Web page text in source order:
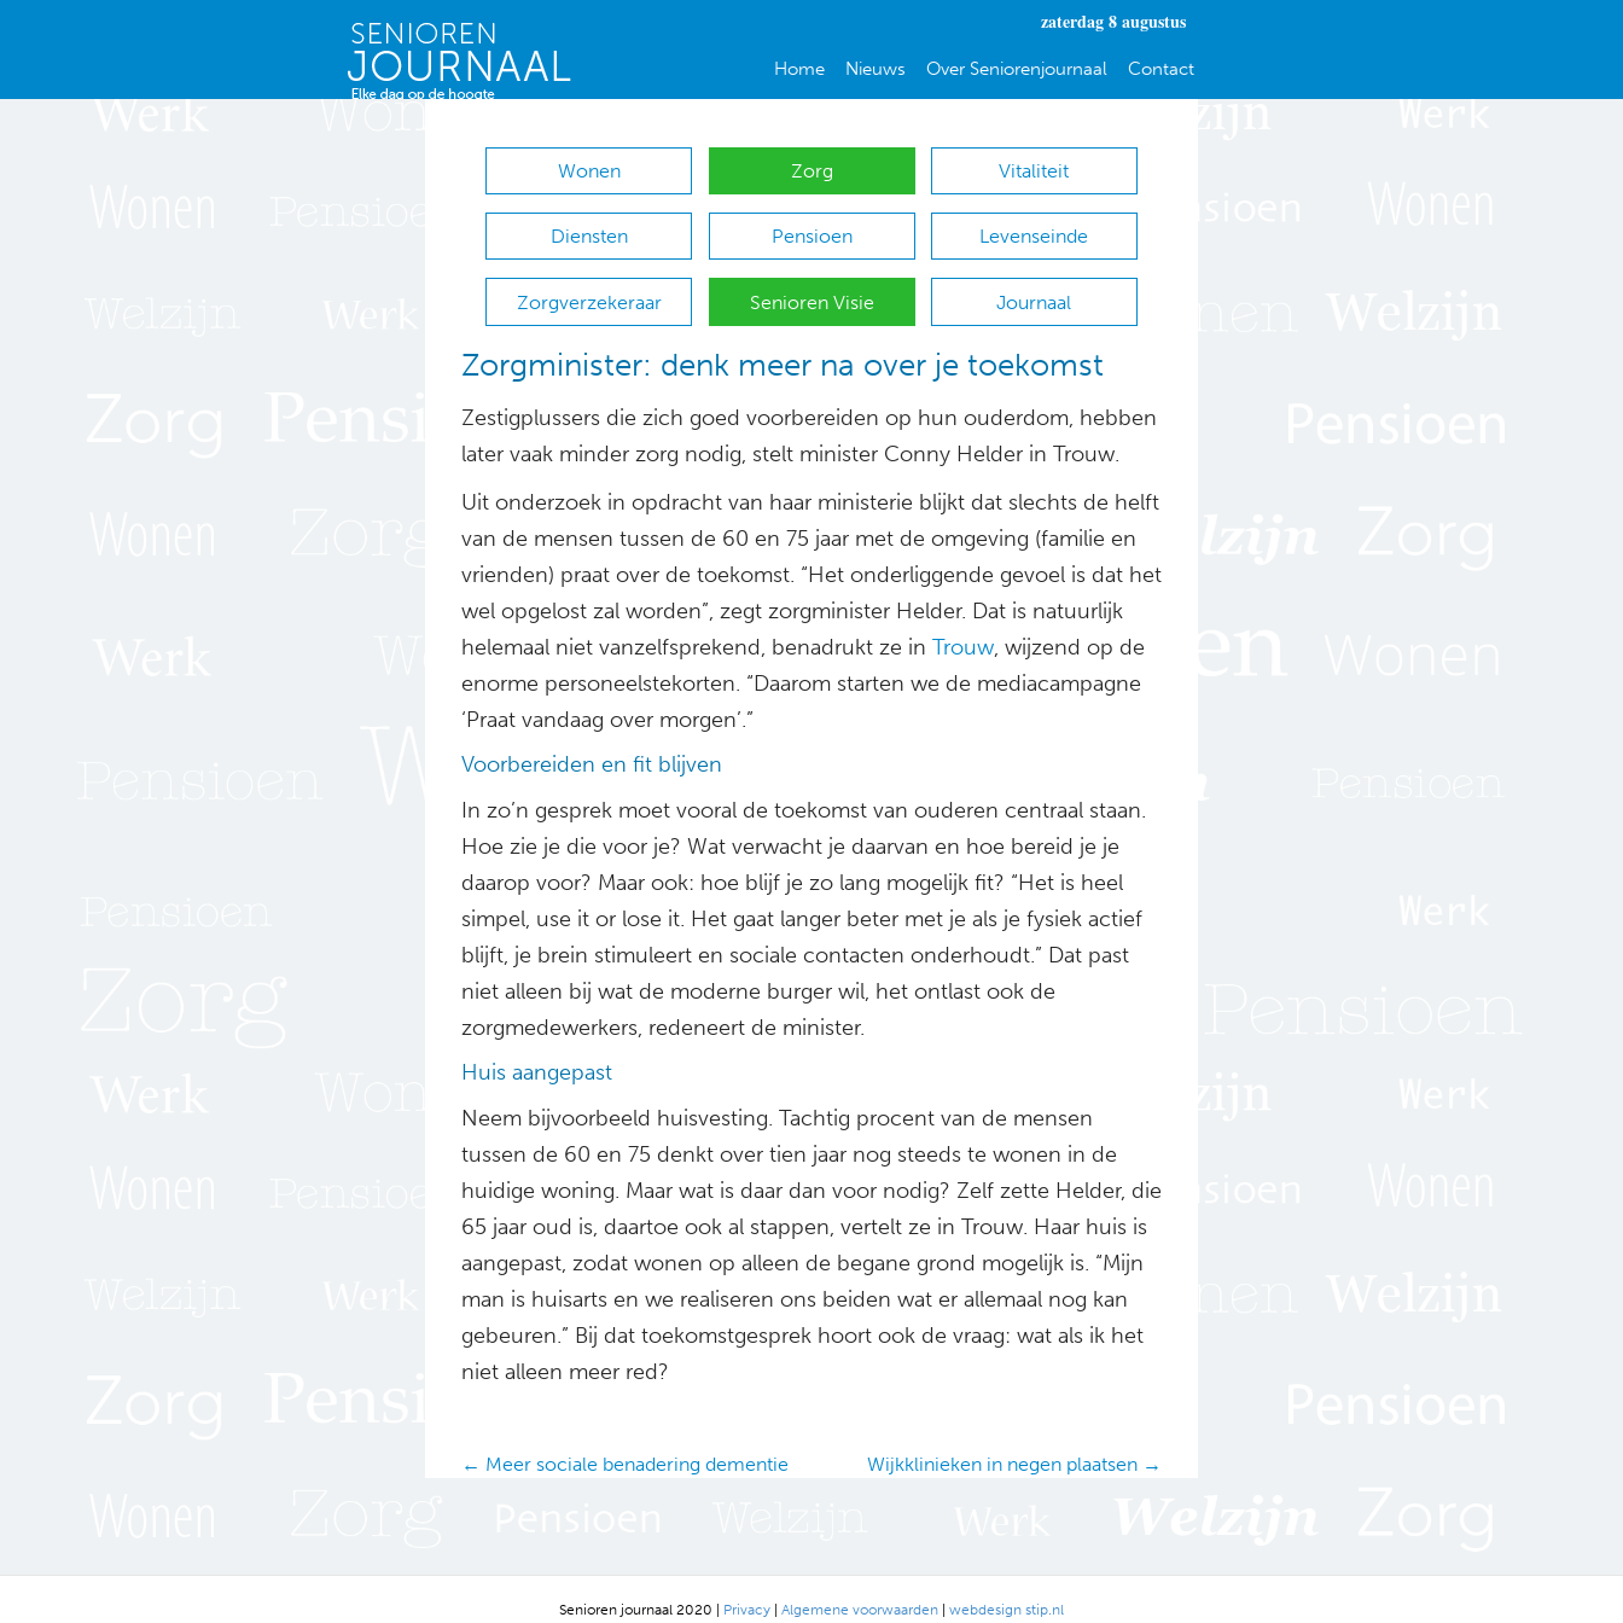
zaterdag 8 augustus
Home Nieuws Over Seniorenjournaal Contact
Wonen Zorg Vitaliteit
Diensten Pensioen Levenseinde
Zorgverzekeraar Senioren Visie Journaal
Zorgminister: denk meer na over je toekomst
Zestigplussers die zich goed voorbereiden op hun ouderdom, hebben
later vaak minder zorg nodig, stelt minister Conny Helder in Trouw.
Uit onderzoek in opdracht van haar ministerie blijkt dat slechts de helft
van de mensen tussen de 60 en 75 jaar met de omgeving (familie en
vrienden) praat over de toekomst. “Het onderliggende gevoel is dat het
wel opgelost zal worden”, zegt zorgminister Helder. Dat is natuurlijk
helemaal niet vanzelfsprekend, benadrukt ze in Trouw, wijzend op de
enorme personeelstekorten. “Daarom starten we de mediacampagne
‘Praat vandaag over morgen’.”
Voorbereiden en fit blijven
In zo’n gesprek moet vooral de toekomst van ouderen centraal staan.
Hoe zie je die voor je? Wat verwacht je daarvan en hoe bereid je je
daarop voor? Maar ook: hoe blijf je zo lang mogelijk fit? “Het is heel
simpel, use it or lose it. Het gaat langer beter met je als je fysiek actief
blijft, je brein stimuleert en sociale contacten onderhoudt.” Dat past
niet alleen bij wat de moderne burger wil, het ontlast ook de
zorgmedewerkers, redeneert de minister.
Huis aangepast
Neem bijvoorbeeld huisvesting. Tachtig procent van de mensen
tussen de 60 en 75 denkt over tien jaar nog steeds te wonen in de
huidige woning. Maar wat is daar dan voor nodig? Zelf zette Helder, die
65 jaar oud is, daartoe ook al stappen, vertelt ze in Trouw. Haar huis is
aangepast, zodat wonen op alleen de begane grond mogelijk is. “Mijn
man is huisarts en we realiseren ons beiden wat er allemaal nog kan
gebeuren.” Bij dat toekomstgesprek hoort ook de vraag: wat als ik het
niet alleen meer red?
Posts
← Meer sociale benadering dementie Wijkklinieken in negen plaatsen →
Senioren journaal 2020 | Privacy | Algemene voorwaarden | webdesign stip.nl